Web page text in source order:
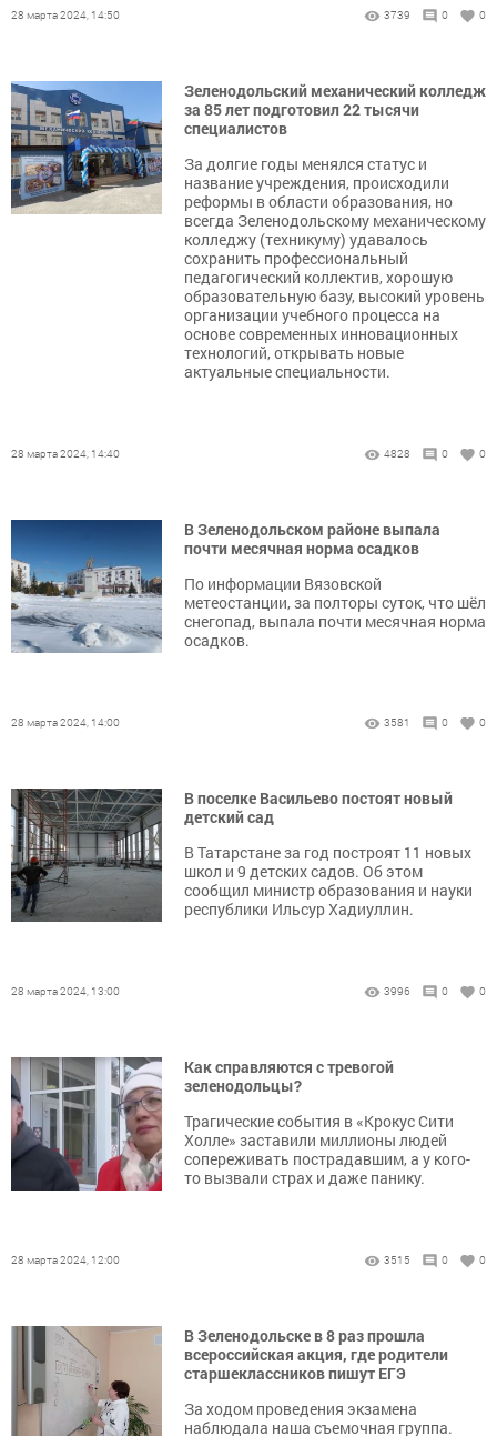
28 марта 2024, 14:50 3739 0 0
Зеленодольский механический колледж
за 85 лет подготовил 22 тысячи
специалистов
За долгие годы менялся статус и
название учреждения, происходили
реформы в области образования, но
всегда Зеленодольскому механическому
колледжу (техникуму) удавалось
сохранить профессиональный
педагогический коллектив, хорошую
образовательную базу, высокий уровень
организации учебного процесса на
основе современных инновационных
технологий, открывать новые
актуальные специальности.
28 марта 2024, 14:40 4828 0 0
В Зеленодольском районе выпала
почти месячная норма осадков
По информации Вязовской
метеостанции, за полторы суток, что шёл
снегопад, выпала почти месячная норма
осадков.
28 марта 2024, 14:00 3581 0 0
В поселке Васильево постоят новый
детский сад
В Татарстане за год построят 11 новых
школ и 9 детских садов. Об этом
сообщил министр образования и науки
республики Ильсур Хадиуллин.
28 марта 2024, 13:00 3996 0 0
Как справляются с тревогой
зеленодольцы?
Трагические события в «Крокус Сити
Холле» заставили миллионы людей
сопереживать пострадавшим, а у кого-
то вызвали страх и даже панику.
28 марта 2024, 12:00 3515 0 0
В Зеленодольске в 8 раз прошла
всероссийская акция, где родители
старшеклассников пишут ЕГЭ
За ходом проведения экзамена
наблюдала наша съемочная группа.